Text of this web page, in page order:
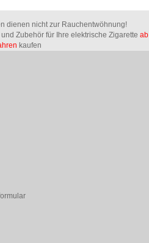
dienen nicht zur Rauchentwöhnung!
Zubehör für Ihre elektrische Zigarette ab
kaufen